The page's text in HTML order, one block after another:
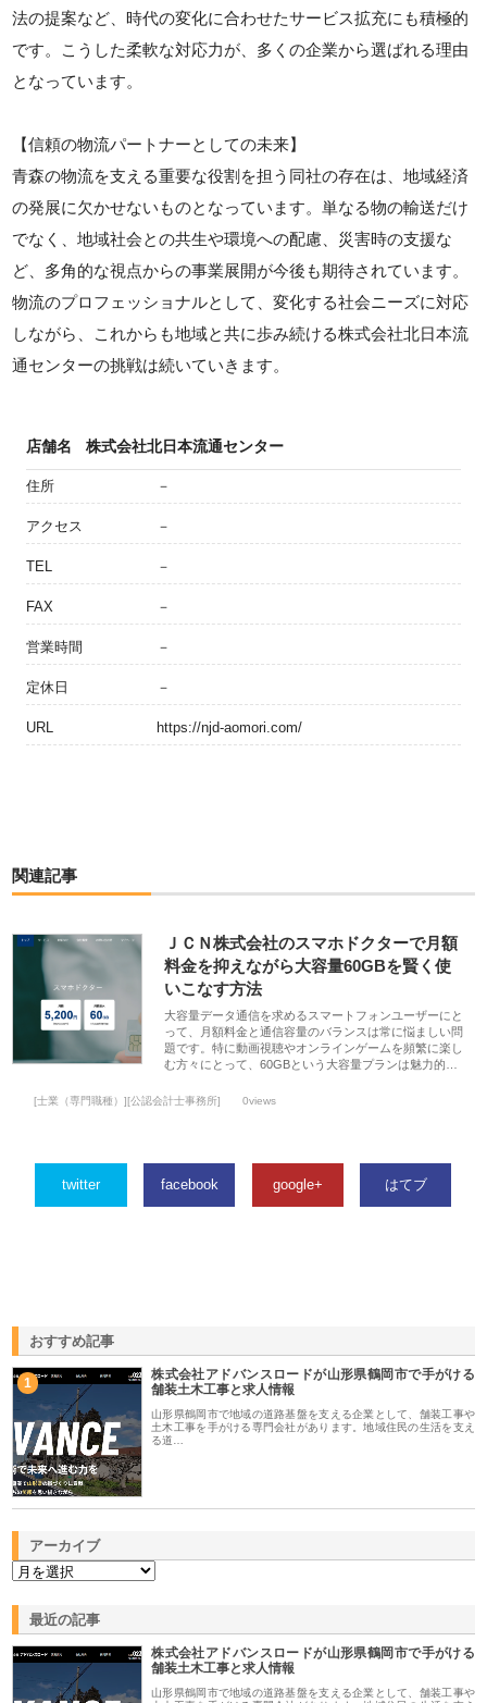
法の提案など、時代の変化に合わせたサービス拡充にも積極的
です。こうした柔軟な対応力が、多くの企業から選ばれる理由
となっています。
【信頼の物流パートナーとしての未来】
青森の物流を支える重要な役割を担う同社の存在は、地域経済
の発展に欠かせないものとなっています。単なる物の輸送だけ
でなく、地域社会との共生や環境への配慮、災害時の支援な
ど、多角的な視点からの事業展開が今後も期待されています。
物流のプロフェッショナルとして、変化する社会ニーズに対応
しながら、これからも地域と共に歩み続ける株式会社北日本流
通センターの挑戦は続いていきます。
店舗名 株式会社北日本流通センター
住所 －
アクセス －
TEL －
FAX －
営業時間 －
定休日 －
URL https://njd-aomori.com/
関連記事
ＪＣＮ株式会社のスマホドクターで月額
料金を抑えながら大容量60GBを賢く使
いこなす方法
大容量データ通信を求めるスマートフォンユーザーにと
って、月額料金と通信容量のバランスは常に悩ましい問
題です。特に動画視聴やオンラインゲームを頻繁に楽し
む方々にとって、60GBという大容量プランは魅力的…
[士業（専門職種）][公認会計士事務所] 0views
twitter facebook google+ はてブ
おすすめ記事
1
株式会社アドバンスロードが山形県鶴岡市で手がける
舗装土木工事と求人情報
山形県鶴岡市で地域の道路基盤を支える企業として、舗装工事や
土木工事を手がける専門会社があります。地域住民の生活を支え
る道…
アーカイブ
最近の記事
株式会社アドバンスロードが山形県鶴岡市で手がける
舗装土木工事と求人情報
山形県鶴岡市で地域の道路基盤を支える企業として、舗装工事や